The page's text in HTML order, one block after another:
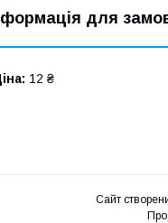
для
12 ₴
Сайт